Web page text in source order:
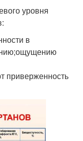
уровня
в
приверженность